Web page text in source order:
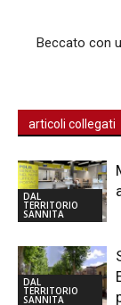
Beccato con
articoli collegati
DAL
TERRITORIO
SANNITA
DAL
TERRITORIO
SANNITA